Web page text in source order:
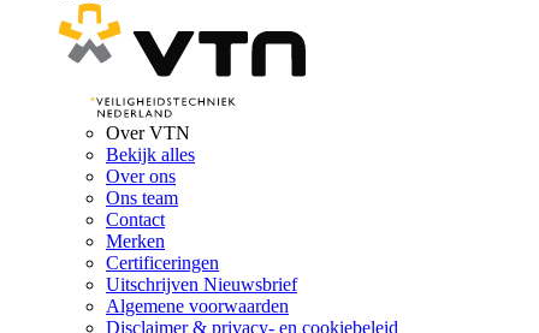
Over VTN
Bekijk alles
Over ons
Ons team
Contact
Merken
Certificeringen
Uitschrijven Nieuwsbrief
Algemene voorwaarden
Disclaimer & privacy- en cookiebeleid